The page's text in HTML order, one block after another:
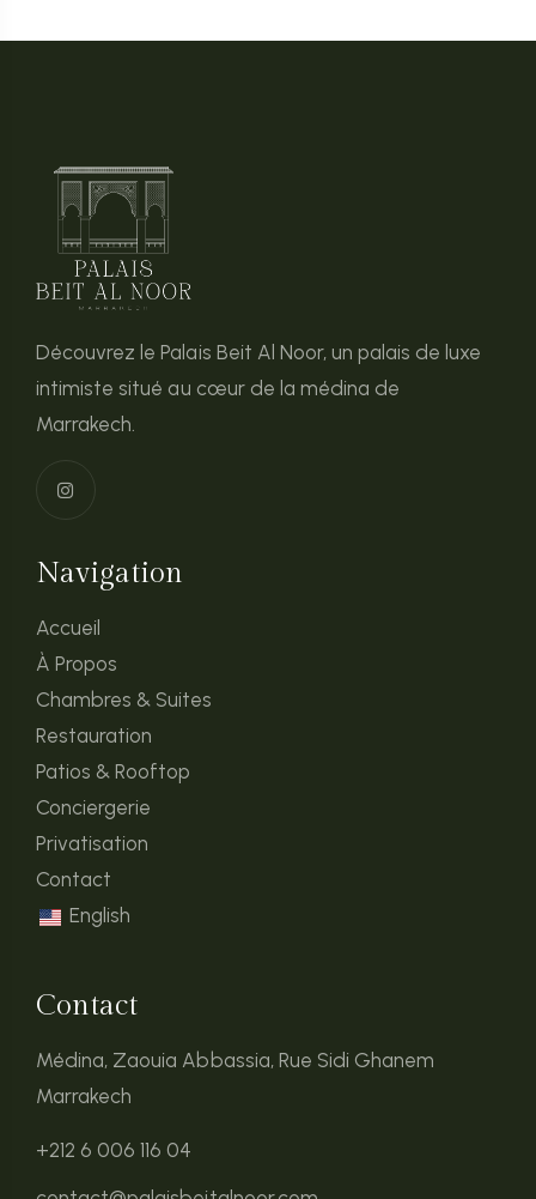
Découvrez le Palais Beit Al Noor, un palais de luxe
intimiste situé au cœur de la médina de
Marrakech.
Navigation
Accueil
À Propos
Chambres & Suites
Restauration
Patios & Rooftop
Conciergerie
Privatisation
Contact
English
Contact
Médina, Zaouia Abbassia, Rue Sidi Ghanem
Marrakech
+212 6 006 116 04